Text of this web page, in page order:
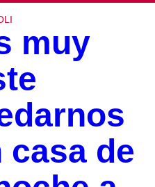
muy
casa de